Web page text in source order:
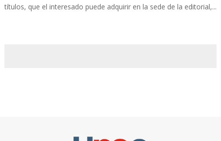
títulos, que el interesado puede adquirir en la sede de la editorial,...